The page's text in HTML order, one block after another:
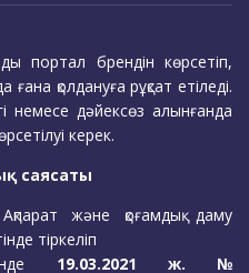
портал брендін көрсетіп,
қолдануға рұқсат етіледі.
немесе дәйексөз алынғанда
керек.
саясаты
және қоғамдық даму
тіркеліп
19.03.2021 ж. №